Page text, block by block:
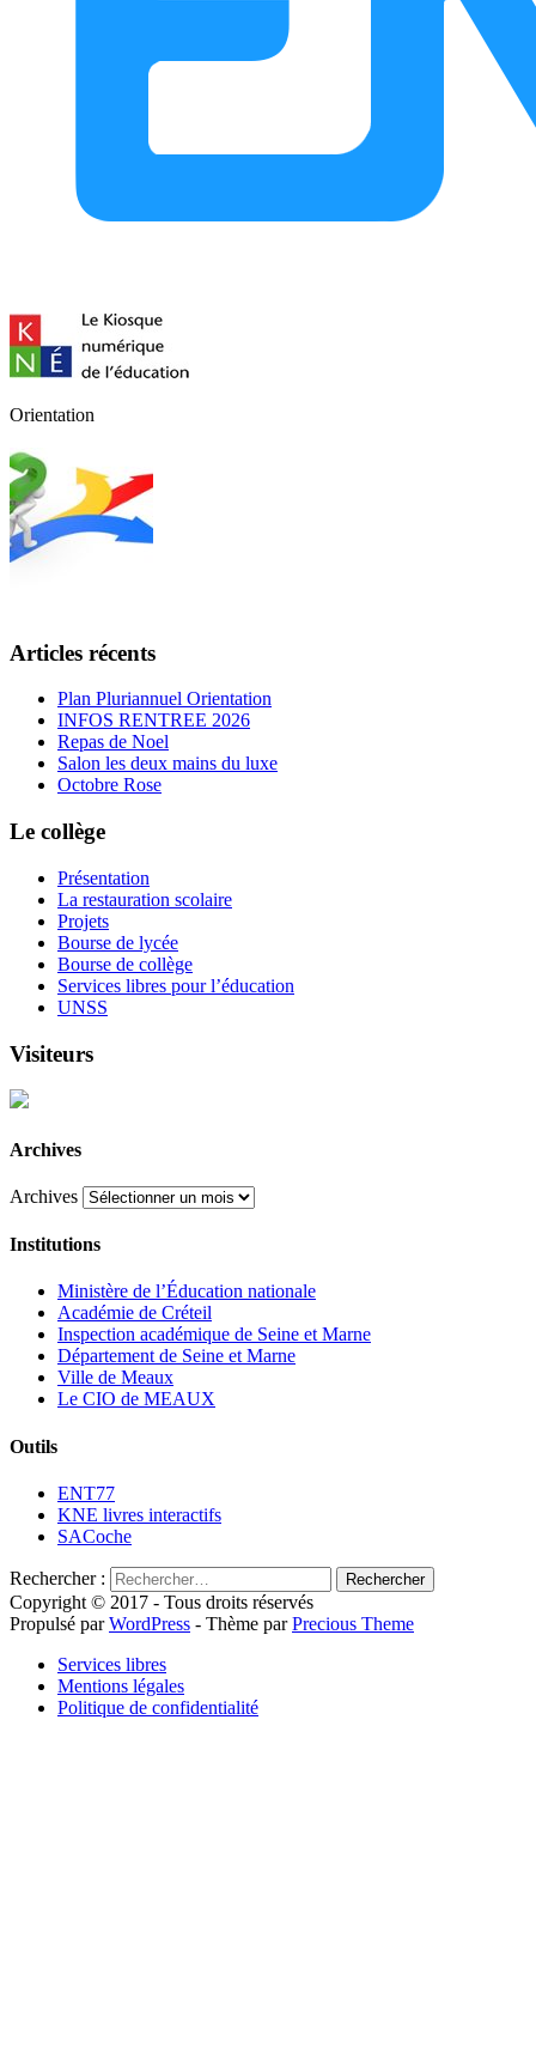
Orientation
Articles récents
Plan Pluriannuel Orientation
INFOS RENTREE 2026
Repas de Noel
Salon les deux mains du luxe
Octobre Rose
Le collège
Présentation
La restauration scolaire
Projets
Bourse de lycée
Bourse de collège
Services libres pour l’éducation
UNSS
Visiteurs
Archives
Archives
Institutions
Ministère de l’Éducation nationale
Académie de Créteil
Inspection académique de Seine et Marne
Département de Seine et Marne
Ville de Meaux
Le CIO de MEAUX
Outils
ENT77
KNE livres interactifs
SACoche
Rechercher :
Copyright © 2017 - Tous droits réservés
Propulsé parWordPress - Thème parPrecious Theme
Services libres
Mentions légales
Politique de confidentialité